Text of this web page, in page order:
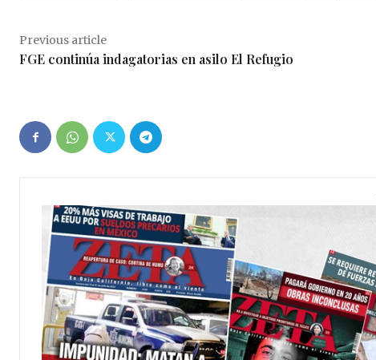
Previous article
FGE continúa indagatorias en asilo El Refugio